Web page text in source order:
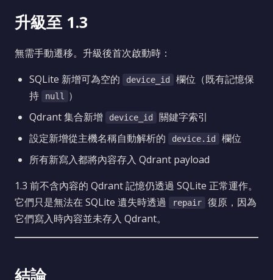
升級至 1.3
無需手動遷移。升級後首次啟動時：
SQLite 新增可為空的
device_id
欄位（既有記憶保
持
null
）
Qdrant 集合新增
device_id
關鍵字索引
設定新增從主機名稱自動解析的
device.id
欄位
所有新寫入都將內容存入 Qdrant payload
1.3 前不含內容的 Qdrant 記憶仍透過 SQLite 正常運作。
它們只是無法在 SQLite 遺失時透過
repair
復原，因為
它們寫入時內容並未存入 Qdrant。
結論